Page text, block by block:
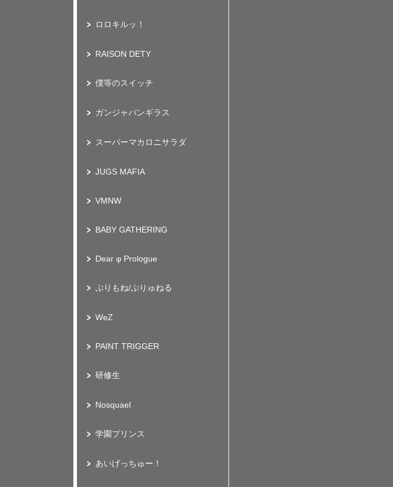
ロロキルッ！
RAISON DETY
僕等のスイッチ
ガンジャバンギラス
スーパーマカロニサラダ
JUGS MAFIA
VMNW
BABY GATHERING
Dear φ Prologue
ぷりもね/ぷりゅねる
WeZ
PAINT TRIGGER
研修生
Nosquael
学園プリンス
あいげっちゅー！